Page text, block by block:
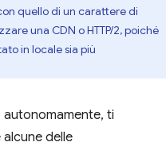
quello di un carattere di
una CDN o HTTP/2, poiché
in locale sia più
ti
delle